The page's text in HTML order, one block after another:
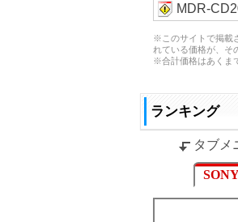
MDR-
※このサイトで掲載
れている価格が、そ
※合計価格はあくま
ランキング
タブメ